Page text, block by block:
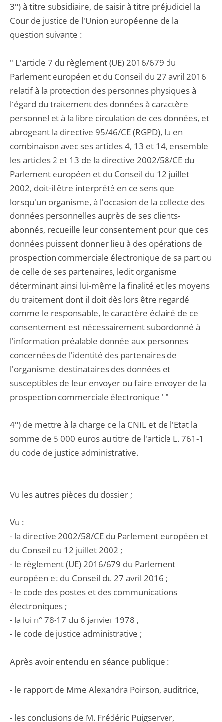
3°) à titre subsidiaire, de saisir à titre préjudiciel la
Cour de justice de l'Union européenne de la
question suivante :
" L'article 7 du règlement (UE) 2016/679 du
Parlement européen et du Conseil du 27 avril 2016
relatif à la protection des personnes physiques à
l'égard du traitement des données à caractère
personnel et à la libre circulation de ces données, et
abrogeant la directive 95/46/CE (RGPD), lu en
combinaison avec ses articles 4, 13 et 14, ensemble
les articles 2 et 13 de la directive 2002/58/CE du
Parlement européen et du Conseil du 12 juillet
2002, doit-il être interprété en ce sens que
lorsqu'un organisme, à l'occasion de la collecte des
données personnelles auprès de ses clients-
abonnés, recueille leur consentement pour que ces
données puissent donner lieu à des opérations de
prospection commerciale électronique de sa part ou
de celle de ses partenaires, ledit organisme
déterminant ainsi lui-même la finalité et les moyens
du traitement dont il doit dès lors être regardé
comme le responsable, le caractère éclairé de ce
consentement est nécessairement subordonné à
l'information préalable donnée aux personnes
concernées de l'identité des partenaires de
l'organisme, destinataires des données et
susceptibles de leur envoyer ou faire envoyer de la
prospection commerciale électronique ' "
4°) de mettre à la charge de la CNIL et de l'Etat la
somme de 5 000 euros au titre de l'article L. 761-1
du code de justice administrative.
Vu les autres pièces du dossier ;
Vu :
- la directive 2002/58/CE du Parlement européen et
du Conseil du 12 juillet 2002 ;
- le règlement (UE) 2016/679 du Parlement
européen et du Conseil du 27 avril 2016 ;
- le code des postes et des communications
électroniques ;
- la loi n° 78-17 du 6 janvier 1978 ;
- le code de justice administrative ;
Après avoir entendu en séance publique :
- le rapport de Mme Alexandra Poirson, auditrice,
- les conclusions de M. Frédéric Puigserver,